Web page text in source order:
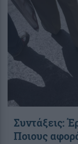
Συντάξεις:
Ποιους